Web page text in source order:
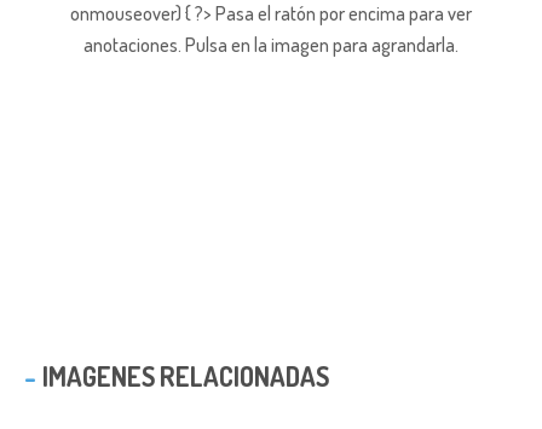
onmouseover) { ?> Pasa el ratón por encima para ver
anotaciones. Pulsa en la imagen para agrandarla.
IMAGENES RELACIONADAS